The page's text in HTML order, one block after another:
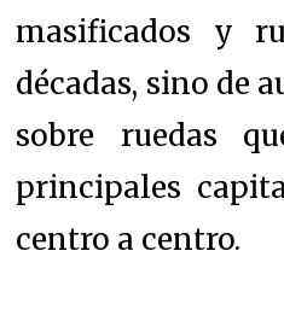
masificados y
décadas, sino de
sobre ruedas
principales
centro a centro.